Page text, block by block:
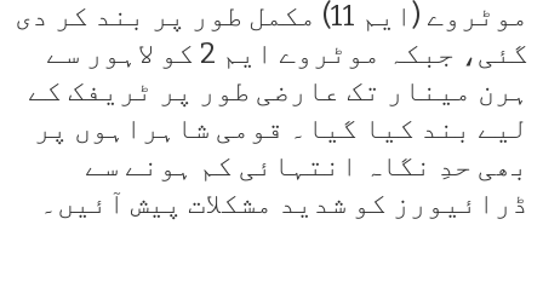
موٹروے (ایم 11) مکمل طور پر بند کر دی
گئی، جبکہ موٹروے ایم 2 کو لاہور سے
ہرن مینار تک عارضی طور پر ٹریفک کے
لیے بند کیا گیا۔ قومی شاہراہوں پر
بھی حدِ نگاہ انتہائی کم ہونے سے
ڈرائیورز کو شدید مشکلات پیش آئیں۔